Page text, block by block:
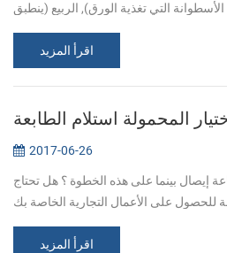
التي تغذية الورق), الربيع (ينطبق
اقرأ المزيد
المحمولة استلام الطابعة
2017-06-26
إيصال بينما على هذه الخطوة ؟ هل تحتاج
للحصول على الأعمال التجارية الخاصة بك
اقرأ المزيد